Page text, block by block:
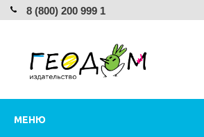
8 (800) 200 999 1
МЕНЮ